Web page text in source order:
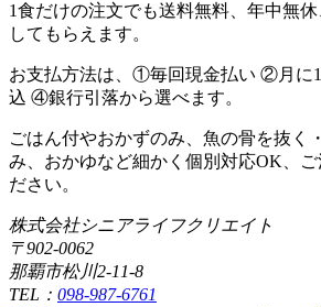
1食だけの注文でも送料無料、年中無
してもらえます。
お支払方法は、①毎回現金払い ②月に
込 ④銀行引落から選べます。
ごはん付やおかずのみ、魚の骨を抜く
み、おかゆなど細かく個別対応OK、ご
ださい。
株式会社シニアライフクリエイト
〒902-0062
那覇市松川2-11-8
TEL： 098-987-6761